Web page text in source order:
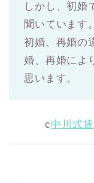
しかし、初婚
聞いています。
初婚、再婚の
婚、再婚によ
思います。
c中川式